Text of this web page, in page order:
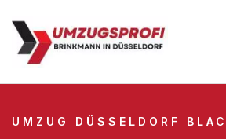
UMZUG DÜSSELDORF